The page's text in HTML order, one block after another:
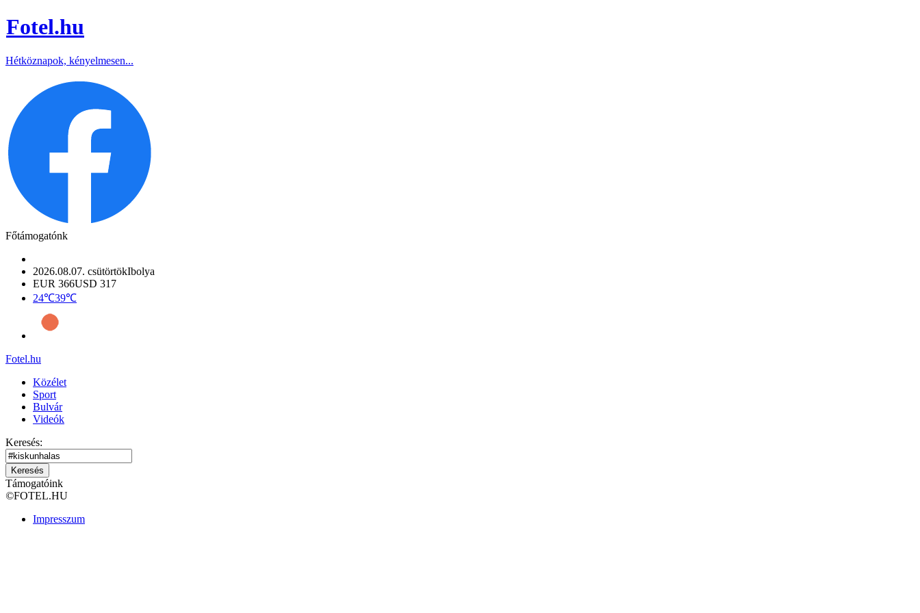
Fotel.hu
Hétköznapok, kényelmesen...
Főtámogatónk
2026.08.07. csütörtökIbolya
EUR 366USD 317
24℃39℃
Fotel.hu
Közélet
Sport
Bulvár
Videók
Keresés:
Keresés
Támogatóink
©FOTEL.HU
Impresszum